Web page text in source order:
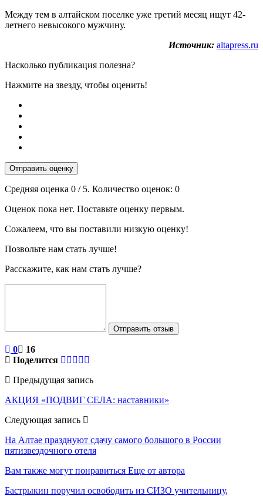
Между тем в алтайском поселке уже третий месяц ищут 42-
летнего невысокого мужчину.
Источник: altapress.ru
Насколько публикация полезна?
Нажмите на звезду, чтобы оценить!
Отправить оценку
Средняя оценка 0 / 5. Количество оценок: 0
Оценок пока нет. Поставьте оценку первым.
Сожалеем, что вы поставили низкую оценку!
Позвольте нам стать лучше!
Расскажите, как нам стать лучше?
Отправить отзыв
0
16
Поделится
Предыдущая запись
АКЦИЯ «ПОДВИГ СЕЛА: наставники»
Следующая запись
На Алтае празднуют сдачу самого большого в России
пятизвездочного отеля
Вам также могут понравиться Еще от автора
Бастрыкин поручил освободить из СИЗО учительницу,